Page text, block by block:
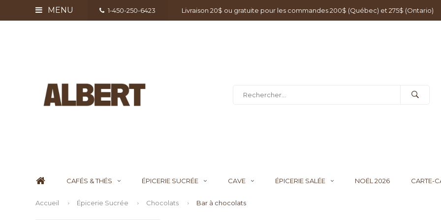
MENU 1-450-250-6423 Livraison 20$ ou gratuite pour les commandes 200$ (Québec) et 275$ (Ontario)
CAFÉS & THÉS ÉPICERIE SUCRÉE CAVE ÉPICERIE SALÉE NOËL 2026 CARTE-
Accueil Épicerie Sucrée Chocolats Bar à chocolats